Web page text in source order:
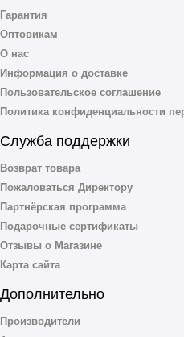
Гарантия
Оптовикам
О нас
Информация о доставке
Пользовательское соглашение
Политика конфиденциальности
Служба поддержки
Возврат товара
Пожаловаться Директору
Партнёрская программа
Подарочные сертификаты
Отзывы о Магазине
Карта сайта
Дополнительно
Производители